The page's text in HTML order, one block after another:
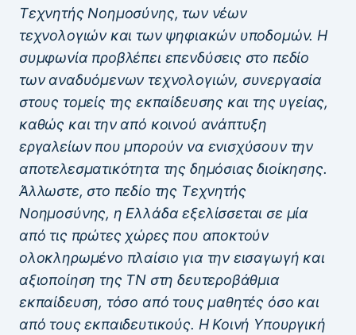
Τεχνητής Νοημοσύνης, των νέων
τεχνολογιών και των ψηφιακών υποδομών. Η
συμφωνία προβλέπει επενδύσεις στο πεδίο
των αναδυόμενων τεχνολογιών, συνεργασία
στους τομείς της εκπαίδευσης και της υγείας,
καθώς και την από κοινού ανάπτυξη
εργαλείων που μπορούν να ενισχύσουν την
αποτελεσματικότητα της δημόσιας διοίκησης.
Άλλωστε, στο πεδίο της Τεχνητής
Νοημοσύνης, η Ελλάδα εξελίσσεται σε μία
από τις πρώτες χώρες που αποκτούν
ολοκληρωμένο πλαίσιο για την εισαγωγή και
αξιοποίηση της ΤΝ στη δευτεροβάθμια
εκπαίδευση, τόσο από τους μαθητές όσο και
από τους εκπαιδευτικούς. Η Κοινή Υπουργική